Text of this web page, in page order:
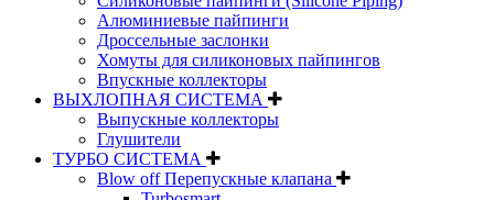
Алюминиевые пайпинги
Дроссельные заслонки
Хомуты для силиконовых пайпингов
Впускные коллекторы
ВЫХЛОПНАЯ СИСТЕМА
Выпускные коллекторы
Глушители
ТУРБО СИСТЕМА
Blow off Перепускные клапана